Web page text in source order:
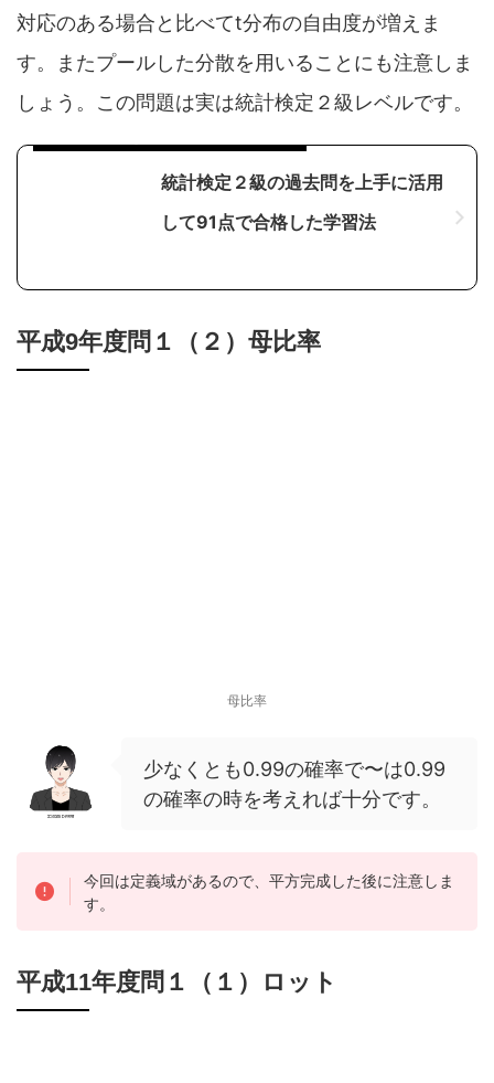
対応のある場合と比べてt分布の自由度が増えま
す。またプールした分散を用いることにも注意しま
しょう。この問題は実は統計検定２級レベルです。
統計検定２級の過去問を上手に活用
して91点で合格した学習法
平成9年度問１（２）母比率
母比率
少なくとも0.99の確率で〜は0.99
の確率の時を考えれば十分です。
今回は定義域があるので、平方完成した後に注意しま
す。
平成11年度問１（１）ロット